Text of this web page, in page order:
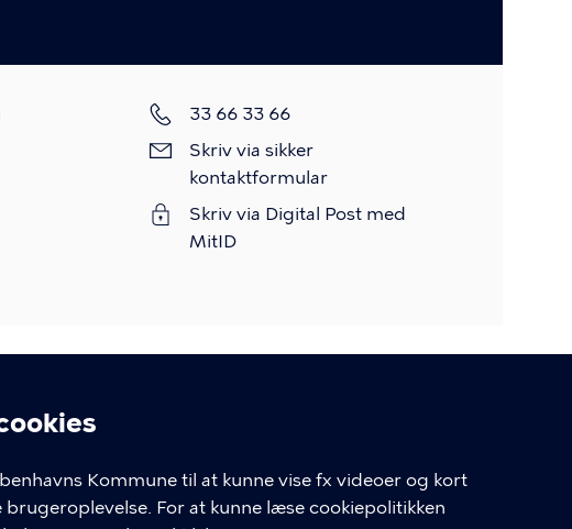
Kommune til at kunne vise fx videoer og kort
For at kunne læse cookiepolitikken
Telefon
33 66 33 66
Skriv
via
sikker
kontaktformular
Skriv via sikker
kontaktformular
Skriv via Digital Post med
MitID